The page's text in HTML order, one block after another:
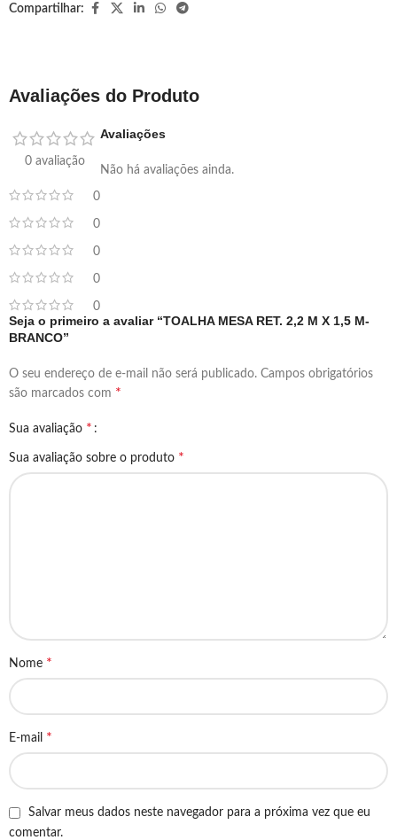
Compartilhar:
Avaliações do Produto
0 avaliação
0
0
0
0
0
Avaliações
Não há avaliações ainda.
Seja o primeiro a avaliar “TOALHA MESA RET. 2,2 M X 1,5 M-
BRANCO”
O seu endereço de e-mail não será publicado. Campos obrigatórios
são marcados com *
Sua avaliação *
Sua avaliação sobre o produto *
Nome *
E-mail *
Salvar meus dados neste navegador para a próxima vez que eu
comentar.